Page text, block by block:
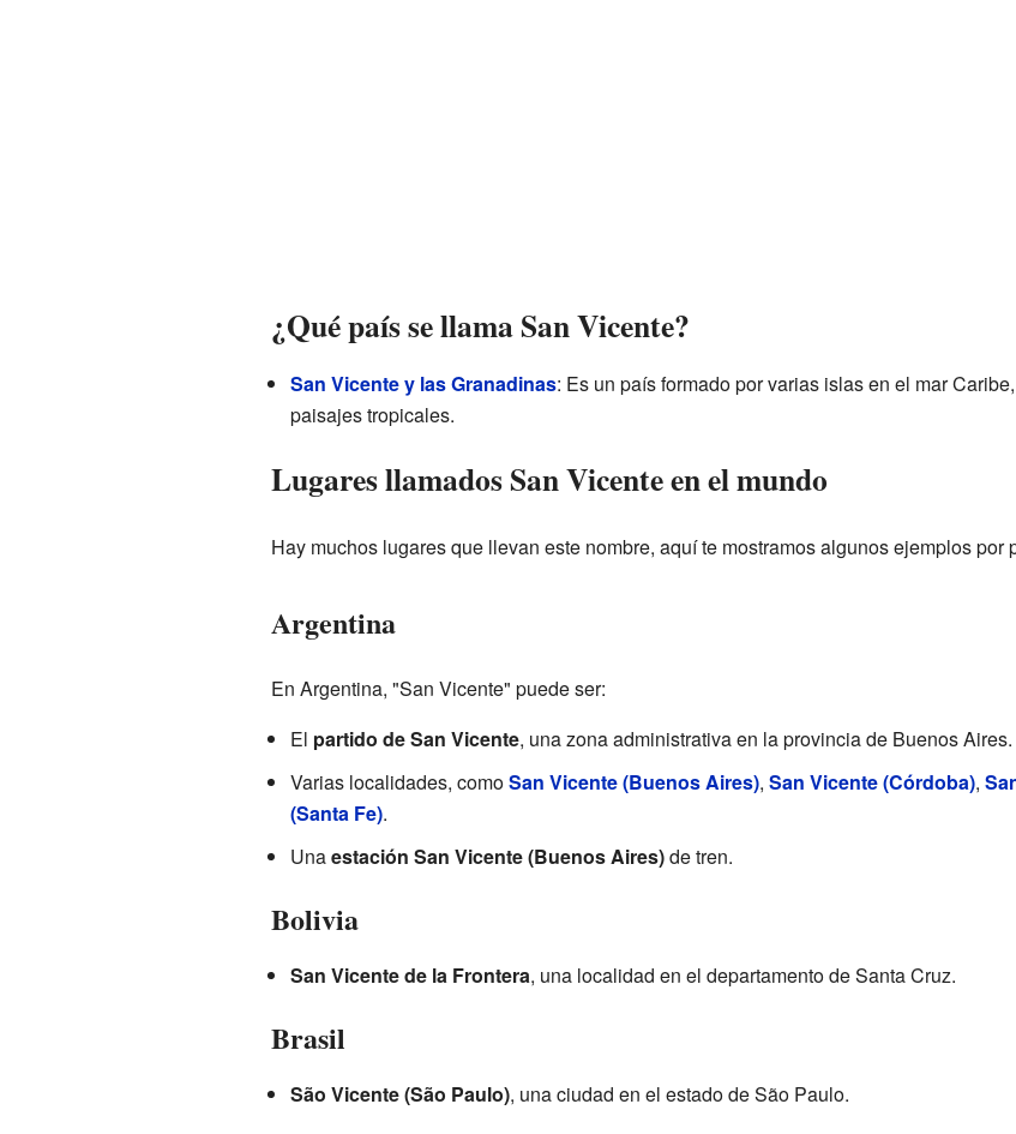
¿Qué país se llama San Vicente?
San Vicente y las Granadinas: Es un país formado por varias islas en el mar
paisajes tropicales.
Lugares llamados San Vicente en el mundo
Hay muchos lugares que llevan este nombre, aquí te mostramos algunos ejemplos por
Argentina
En Argentina, "San Vicente" puede ser:
El partido de San Vicente, una zona administrativa en la provincia de Buenos Aires.
Varias localidades, comoSan Vicente (Buenos Aires), San Vicente (Córdoba),
(Santa Fe).
Unaestación San Vicente (Buenos Aires)de tren.
Bolivia
San Vicente de la Frontera, una localidad en el departamento de Santa Cruz.
Brasil
São Vicente (São Paulo), una ciudad en el estado de São Paulo.